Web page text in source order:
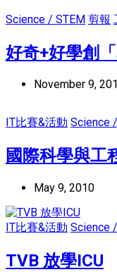
Science / STEM 剪報
好奇+好學創「
November 9,
IT比賽&活動 Science
國際科學與工
May 9, 2010
IT比賽&活動 Science
TVB 放學ICU